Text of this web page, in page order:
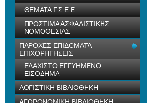
ΘΕΜΑΤΑ Γ.Σ.Ε.Ε.
ΠΡΟΣΤΙΜΑ ΑΣΦΑΛΙΣΤΙΚΗΣ
ΝΟΜΟΘΕΣΙΑΣ
ΠΑΡΟΧΕΣ ΕΠΙΔΟΜΑΤΑ
ΕΠΙΧΟΡΗΓΗΣΕΙΣ
ΕΛΑΧΙΣΤΟ ΕΓΓΥΗΜΕΝΟ
ΕΙΣΟΔΗΜΑ
ΛΟΓΙΣΤΙΚΗ ΒΙΒΛΙΟΘΗΚΗ